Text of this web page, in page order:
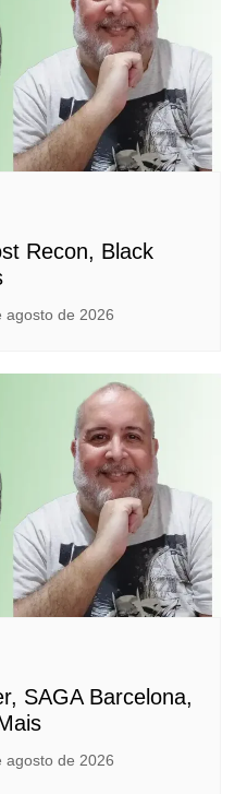
Recon, Black
agosto de 2026
SAGA Barcelona,
agosto de 2026